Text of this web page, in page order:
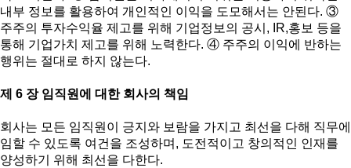
내부 정보를 활용하여 개인적인 이익을 도모해서는 안된다. ③
주주의 투자수익율 제고를 위해 기업정보의 공시, IR,홍보 등을
통해 기업가치 제고를 위해 노력한다. ④ 주주의 이익에 반하는
행위는 절대로 하지 않는다.
제 6 장 임직원에 대한 회사의 책임
회사는 모든 임직원이 긍지와 보람을 가지고 최선을 다해 직무에
임할 수 있도록 여건을 조성하며, 도전적이고 창의적인 인재를
양성하기 위해 최선을 다한다.